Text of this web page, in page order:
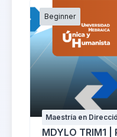
Beginner
Maestría en
Organizaciones
MDYLO TRIM1 | PENSAMIENTO